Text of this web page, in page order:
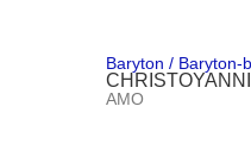
Baryton / Baryton-
AMO